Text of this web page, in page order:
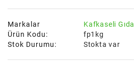
Markalar
Kafkaseli Gıda
Ürün Kodu:
fp1kg
Stok Durumu:
Stokta var